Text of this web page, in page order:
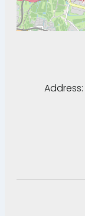
Address: